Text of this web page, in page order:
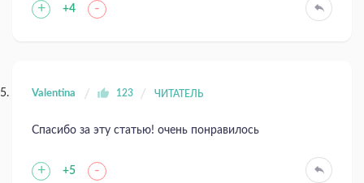
+ +4 -
Valentina 123 ЧИТАТЕЛЬ
Спасибо за эту статью! очень понравилось
+ +5 -